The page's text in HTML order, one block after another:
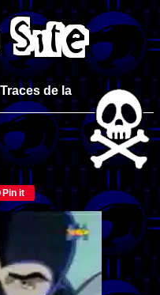
de la
Pin it